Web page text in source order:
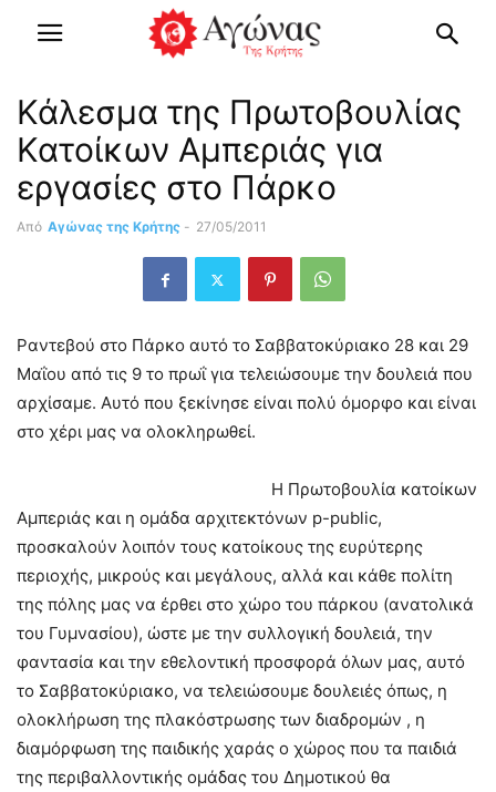
Κάλεσμα της Πρωτοβουλίας
Κατοίκων Αμπεριάς για
εργασίες στο Πάρκο
Από Αγώνας της Κρήτης - 27/05/2011
Ραντεβού στο Πάρκο αυτό το Σαββατοκύριακο 28 και 29
Μαΐου από τις 9 το πρωΐ για τελειώσουμε την δουλειά που
αρχίσαμε. Αυτό που ξεκίνησε είναι πολύ όμορφο και είναι
στο χέρι μας να ολοκληρωθεί.
H Πρωτοβουλία κατοίκων
Αμπεριάς και η ομάδα αρχιτεκτόνων p-public,
προσκαλούν λοιπόν τους κατοίκους της ευρύτερης
περιοχής, μικρούς και μεγάλους, αλλά και κάθε πολίτη
της πόλης μας να έρθει στο χώρο του πάρκου (ανατολικά
του Γυμνασίου), ώστε με την συλλογική δουλειά, την
φαντασία και την εθελοντική προσφορά όλων μας, αυτό
το Σαββατοκύριακο, να τελειώσουμε δουλειές όπως, η
ολοκλήρωση της πλακόστρωσης των διαδρομών , η
διαμόρφωση της παιδικής χαράς ο χώρος που τα παιδιά
της περιβαλλοντικής ομάδας του Δημοτικού θα